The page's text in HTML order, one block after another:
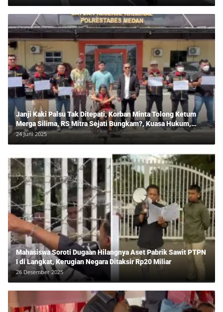
Janji Kaki Palsu Tak Ditepati, Korban Minta Tolong Ketum
Merga Silima, RS Mitra Sejati Bungkam?, Kuasa Hukum,
Hans Silalahi Dampingi Julita Cari Keadilan
24 Juni 2025
Mahasiswa Soroti Dugaan Hilangnya Aset Pabrik Sawit PTPN
I di Langkat, Kerugian Negara Ditaksir Rp20 Miliar
26 Desember 2025